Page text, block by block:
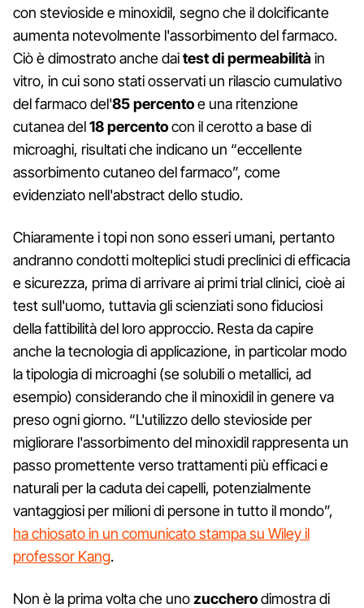
con stevioside e minoxidil, segno che il dolcificante
aumenta notevolmente l'assorbimento del farmaco.
Ciò è dimostrato anche daitest di permeabilitàin
vitro, in cui sono stati osservati un rilascio cumulativo
del farmaco del'85 percentoe una ritenzione
cutanea del18 percentocon il cerotto a base di
microaghi, risultati che indicano un “eccellente
assorbimento cutaneo del farmaco”, come
evidenziato nell'abstract dello studio.
Chiaramente i topi non sono esseri umani, pertanto
andranno condotti molteplici studi preclinici di efficacia
e sicurezza, prima di arrivare ai primi trial clinici, cioè ai
test sull'uomo, tuttavia gli scienziati sono fiduciosi
della fattibilità del loro approccio. Resta da capire
anche la tecnologia di applicazione, in particolar modo
la tipologia di microaghi (se solubili o metallici, ad
esempio) considerando che il minoxidil in genere va
preso ogni giorno. “L'utilizzo dello stevioside per
migliorare l'assorbimento del minoxidil rappresenta un
passo promettente verso trattamenti più efficaci e
naturali per la caduta dei capelli, potenzialmente
vantaggiosi per milioni di persone in tutto il mondo”,
ha chiosato in un comunicato stampa su Wiley il
professor Kang.
Non è la prima volta che unozuccherodimostra di